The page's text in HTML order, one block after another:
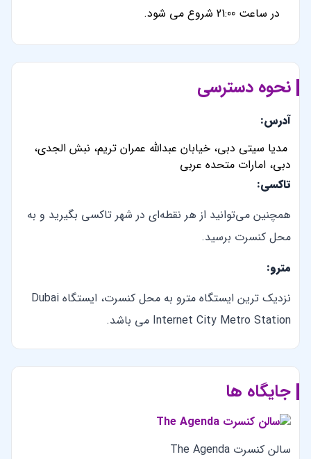
در ساعت 21:00 شروع می شود.
نحوه دسترسی
آدرس:
مدیا سیتی دبی، خیابان عبدالله عمران تریم، نبش الجدی،
دبی، امارات متحده عربی
تاکسی:
همچنین می‌توانید از هر نقطه‌ای در شهر تاکسی بگیرید و به
محل کنسرت برسید.
مترو:
نزدیک ترین ایستگاه مترو به محل کنسرت، ایستگاه Dubai
Internet City Metro Station می باشد.
جایگاه ها
سالن کنسرت The Agenda